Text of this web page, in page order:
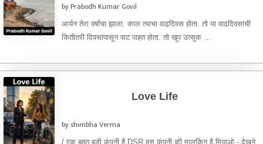
by Prabodh Kumar Govil
आर्यन तेरा वर्षांचा झाला. काल त्याचा वाढदिवस होता. तो या वाढदिवसाची
कितीतरी दिवसांपासून वाट पाहत होता. तो खूप उत्सुक ...
Love Life
by shimbha Verma
( एक बहुत बड़ी कंपनी है DSR इस कंपनी की मालकिन है मियाओ - देखने